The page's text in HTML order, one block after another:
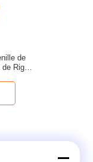
de
de Rig